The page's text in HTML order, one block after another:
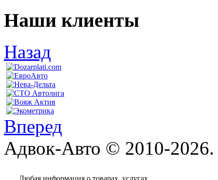
Наши клиенты
Назад
Вперед
Адвок-Авто © 2010-
Любая информация о товарах, услугах,